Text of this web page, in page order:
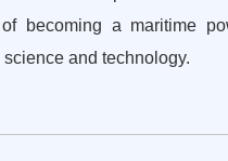
becoming a maritime
and technology.